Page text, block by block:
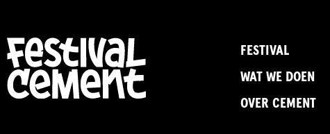
FESTIVAL
WAT WE DOEN
OVER CEMENT